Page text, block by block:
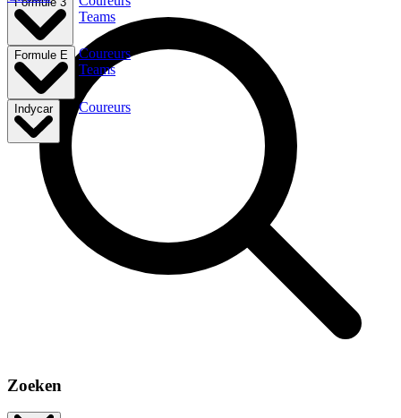
Teams
Formule E
Coureurs
Teams
Indycar Coureurs
Zoeken